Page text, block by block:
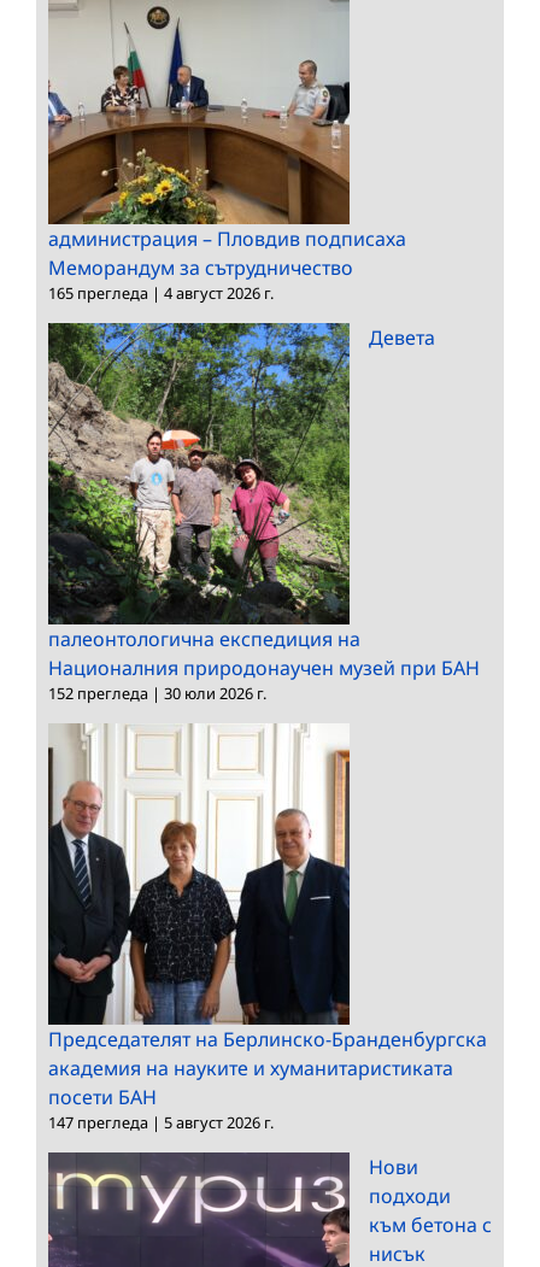
администрация – Пловдив подписаха
Меморандум за сътрудничество
165 прегледа | 4 август 2026 г.
Девета
палеонтологична експедиция на
Националния природонаучен музей при БАН
152 прегледа | 30 юли 2026 г.
Председателят на Берлинско-Бранденбургска
академия на науките и хуманитаристиката
посети БАН
147 прегледа | 5 август 2026 г.
Нови
подходи
към бетона с
нисък